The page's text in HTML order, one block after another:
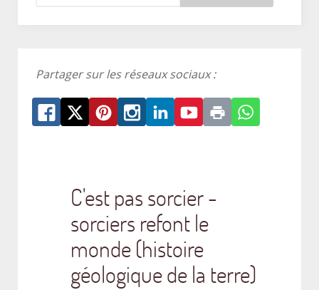
Partager sur les réseaux sociaux :
C'est pas sorcier -
sorciers refont le
monde (histoire
géologique de la terre)